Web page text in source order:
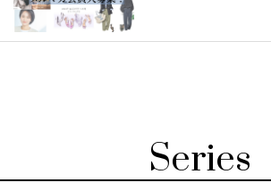
Series